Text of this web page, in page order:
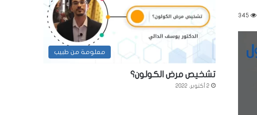
345
معلومة من طبيب
تشخيص مرض الكولون؟
2 أكتوبر، 2022